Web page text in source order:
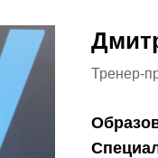
Тренер-